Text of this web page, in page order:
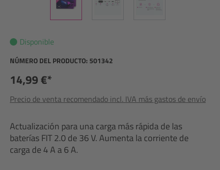
Disponible
NÚMERO DEL PRODUCTO: 501342
14,99 €*
Precio de venta recomendado incl. IVA más gastos de envío
Actualización para una carga más rápida de las
baterías FIT 2.0 de 36 V. Aumenta la corriente de
carga de 4 A a 6 A.